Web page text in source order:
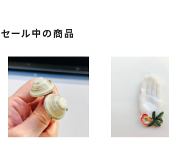
セール中の商品